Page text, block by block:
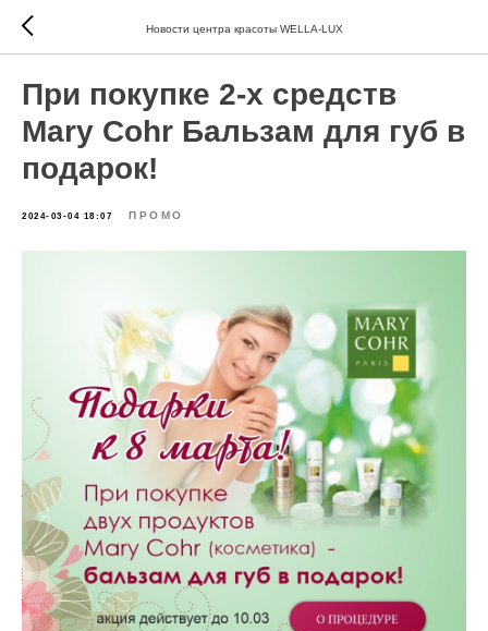
Новости центра красоты WELLA-LUX
При покупке 2-х средств
Mary Cohr Бальзам для губ в
подарок!
2024-03-04 18:07 ПРОМО